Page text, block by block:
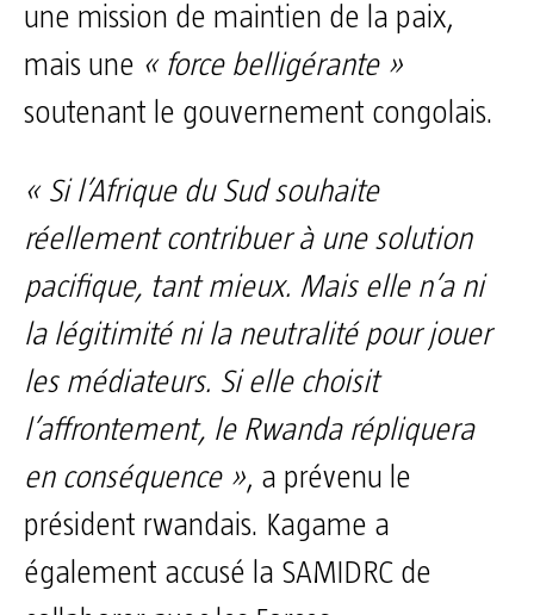
une mission de maintien de la paix,
mais une « force belligérante »
soutenant le gouvernement congolais.
« Si l’Afrique du Sud souhaite
réellement contribuer à une solution
pacifique, tant mieux. Mais elle n’a ni
la légitimité ni la neutralité pour jouer
les médiateurs. Si elle choisit
l’affrontement, le Rwanda répliquera
en conséquence », a prévenu le
président rwandais. Kagame a
également accusé la SAMIDRC de